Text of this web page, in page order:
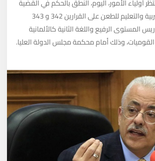
أولياء الأمور، اليوم، النطق بالحكم في القضية
المقامة ضد وزير التربية والتعليم للطعن على القرارين 342 و 343
المستوى الرفيع واللغة الثانية كالألمانية
وذلك أمام محكمة مجلس الدولة العليا.